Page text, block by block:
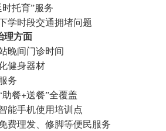
托育”服务
学时段交通拥堵问题
理方面
晚间门诊时间
健身器材
务
助餐+送餐”全覆盖
能手机使用培训点
费理发、修脚等便民服务